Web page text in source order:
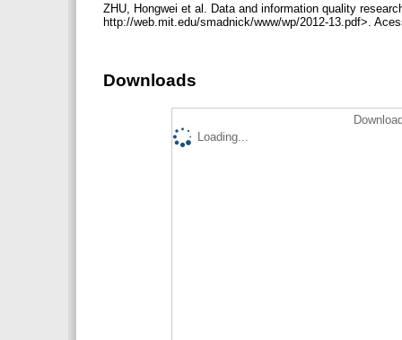
ZHU, Hongwei et al. Data and information quality
http://web.mit.edu/smadnick/www/wp/2012-13.pdf>.
Downloads
Loading...